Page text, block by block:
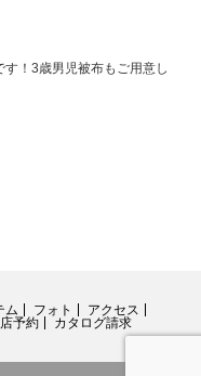
！3歳男児被布もご用意し
ム フォト
アクセス
予約 カタログ請求